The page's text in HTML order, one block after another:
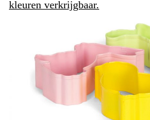
kleuren verkrijgbaar.